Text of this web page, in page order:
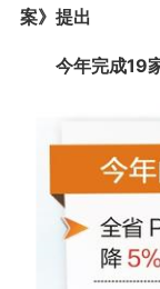
案》提出
今年完成19家